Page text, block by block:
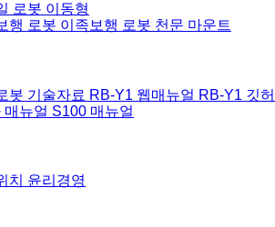
로봇 이동형
행 로봇 이족보행 로봇 천문 마운트
봇 기술자료 RB-Y1 웹매뉴얼 RB-Y1 깃허
매뉴얼 S100 매뉴얼
치 윤리경영